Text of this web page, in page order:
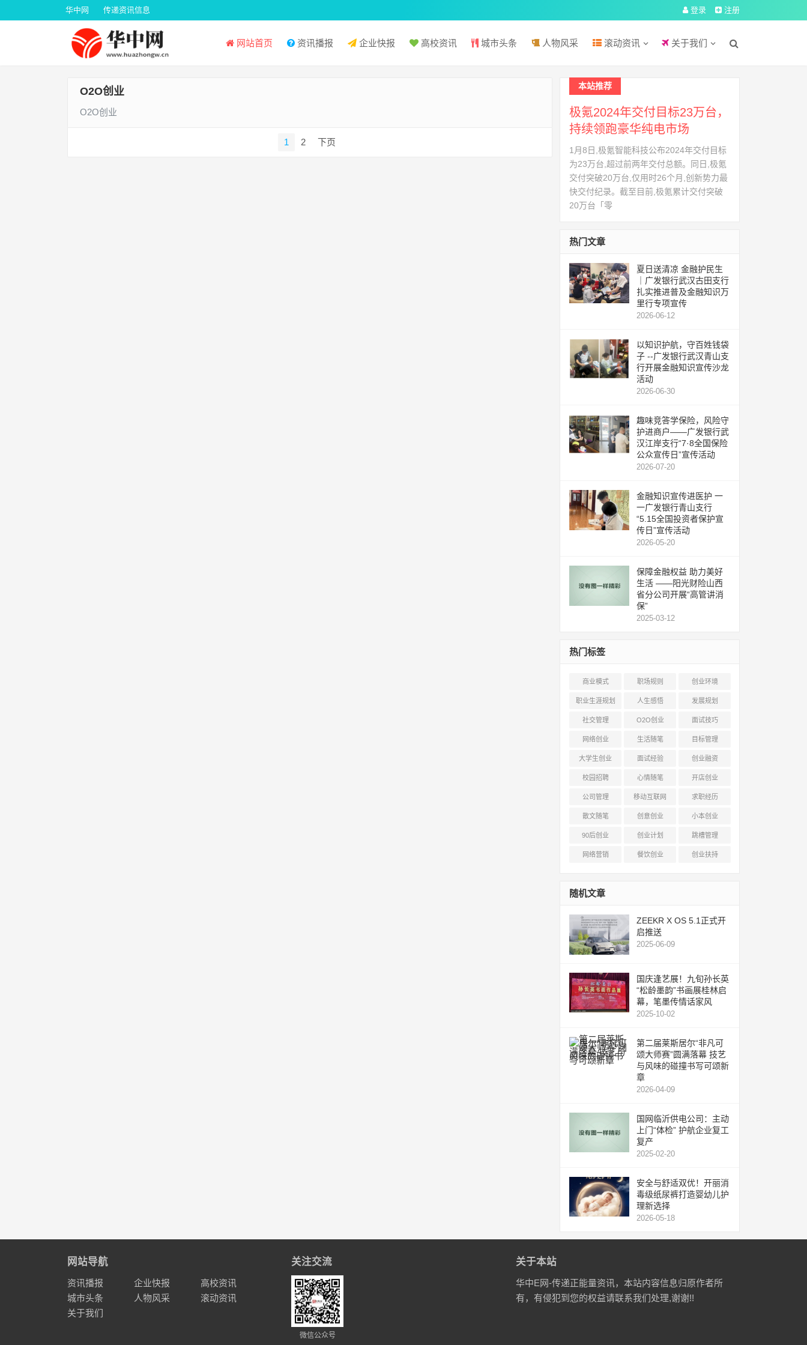
华中网 传递资讯信息 登录 注册
网站首页 资讯播报 企业快报 高校资讯 城市头条 人物风采 滚动资讯 关于我们
O2O创业
O2O创业
1 2 下页
本站推荐
极氪2024年交付目标23万台，
持续领跑豪华纯电市场
1月8日,极氪智能科技公布2024年交付目标
为23万台,超过前两年交付总额。同日,极氪
交付突破20万台,仅用时26个月,创新势力最
快交付纪录。截至目前,极氪累计交付突破
20万台「零
热门文章
夏日送清凉 金融护民生
｜广发银行武汉古田支行
扎实推进普及金融知识万
里行专项宣传
2026-06-12
以知识护航，守百姓钱袋
子 --广发银行武汉青山支
行开展金融知识宣传沙龙
活动
2026-06-30
趣味竞答学保险，风险守
护进商户——广发银行武
汉江岸支行“7·8全国保险
公众宣传日”宣传活动
2026-07-20
金融知识宣传进医护 一
一广发银行青山支行
“5.15全国投资者保护宣
传日”宣传活动
2026-05-20
保障金融权益 助力美好
生活 ——阳光财险山西
省分公司开展“高管讲消
保”
2025-03-12
热门标签
商业模式 职场规则 创业环境
职业生涯规划 人生感悟 发展规划
社交管理 O2O创业 面试技巧
网络创业 生活随笔 目标管理
大学生创业 面试经验 创业融资
校园招聘 心情随笔 开店创业
公司管理 移动互联网 求职经历
散文随笔 创意创业 小本创业
90后创业 创业计划 跳槽管理
网络营销 餐饮创业 创业扶持
随机文章
ZEEKR X OS 5.1正式开
启推送
2025-06-09
国庆逢艺展！九旬孙长英
“松龄墨韵”书画展桂林启
幕，笔墨传情话家风
2025-10-02
第二届莱斯居尔“非凡可
颂大师赛”圆满落幕 技艺
与风味的碰撞书写可颂新
章
2026-04-09
国网临沂供电公司：主动
上门“体检” 护航企业复工
复产
2025-02-20
安全与舒适双优！开丽消
毒级纸尿裤打造婴幼儿护
理新选择
2026-05-18
网站导航
资讯播报 企业快报
高校资讯
城市头条
人物风采
滚动资讯
关于我们
关注交流
微信公众号
关于本站
华中E网-传递正能量资讯，本站内容信息归原作者所
有，有侵犯到您的权益请联系我们处理,谢谢!!